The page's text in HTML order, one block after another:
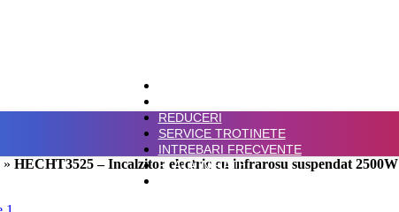
REDUCERI
SERVICE TROTINETE
INTREBARI FRECVENTE
PLATA IN RATE
» HECHT3525 – Incalzitor electric cu infrarosu suspendat 2500W